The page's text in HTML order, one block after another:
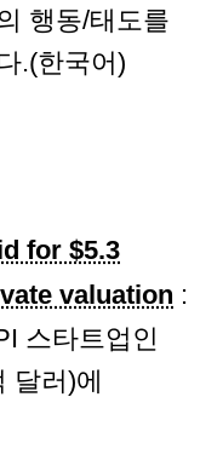
행동/태도를
.(한국어)
for $5.3
valuation :
스타트업인
달러)에